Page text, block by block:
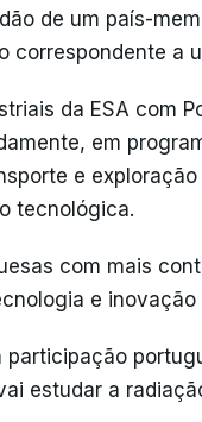
de um país-
correspondente a
da ESA com
em
e
tecnológica.
com mais
e
estudar a